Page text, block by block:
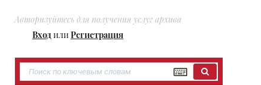
Авторизуйтесь для получения услуг архива
ВходилиРегистрация